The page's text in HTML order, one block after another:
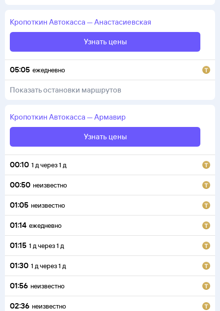
Кропоткин Автокасса —Анастасиевская
Узнать цены
05:05 ежедневно
Показать остановки маршрутов
Кропоткин Автокасса —Армавир
Узнать цены
00:10 1 дчерез1 д
00:50 неизвестно
01:05 неизвестно
01:14 ежедневно
01:15 1 дчерез1 д
01:30 1 дчерез1 д
01:56 неизвестно
02:36 неизвестно